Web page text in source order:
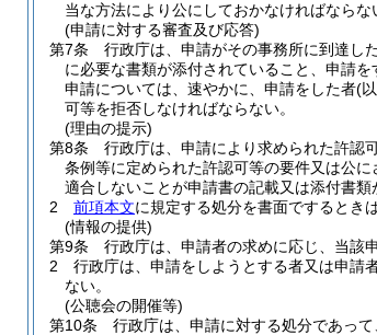
当な方法により公にしておかなければならな
(申請に対する審査及び応答)
第7条
行政庁は、申請がその事務所に到達し
に必要な書類が添付されていること、申請
申請については、速やかに、申請をした者(
可等を拒否しなければならない。
(理由の提示)
第8条
行政庁は、申請により求められた許認
条例等に定められた許認可等の要件又は公
適合しないことが申請書の記載又は添付書
2
前項本文に規定する処分を書面でするときは
(情報の提供)
第9条
行政庁は、申請者の求めに応じ、当該
2
行政庁は、申請をしようとする者又は申請
ない。
(公聴会の開催等)
第10条
行政庁は、申請に対する処分であっ